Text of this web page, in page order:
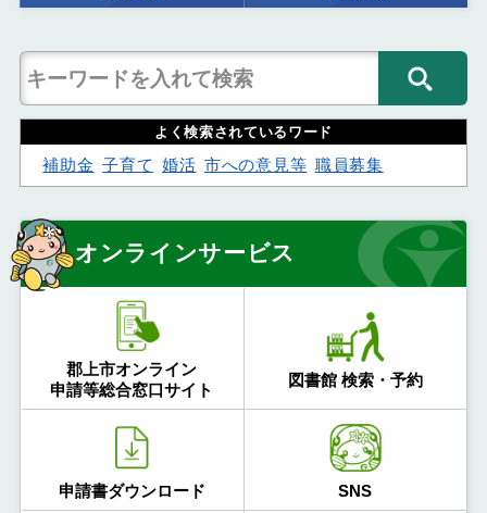
よく検索されているワード
補助金 子育て 婚活 市への意見等 職員募集
オンラインサービス
郡上市オンライン
申請等総合窓口サイト
図書館 検索・予約
申請書ダウンロード SNS